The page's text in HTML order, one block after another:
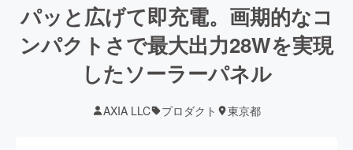
パッと広げて即充電。画期的なコ
ンパクトさで最大出力28Wを実現
したソーラーパネル
AXIA LLC プロダクト 東京都